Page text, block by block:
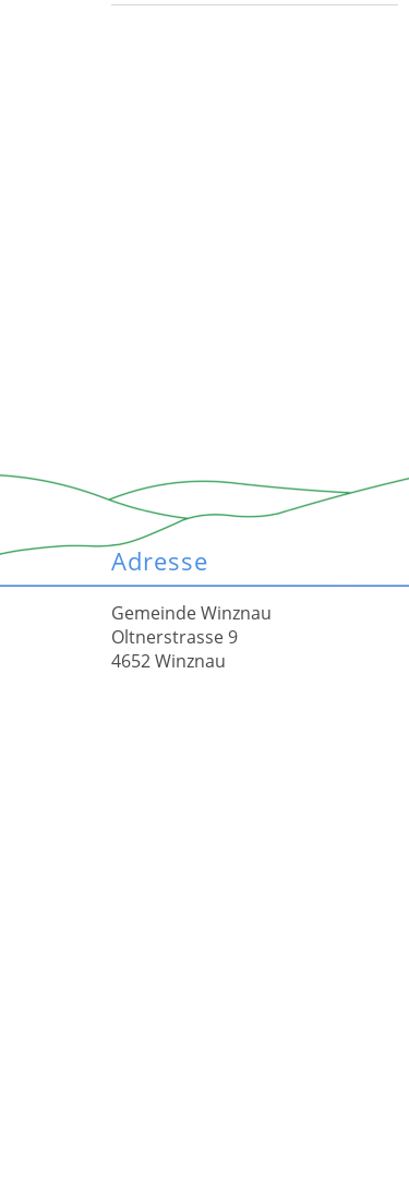
Adresse
Gemeinde Winznau
Oltnerstrasse 9
4652 Winznau